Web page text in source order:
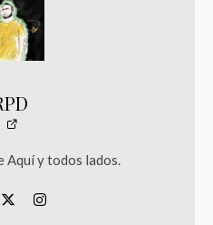
Aquí y todos lados.